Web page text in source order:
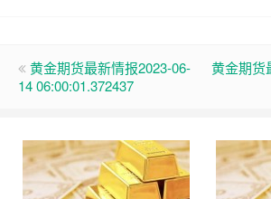
黄金期货最新情报2023-06-
14 06:00:01.372437
黄金期货